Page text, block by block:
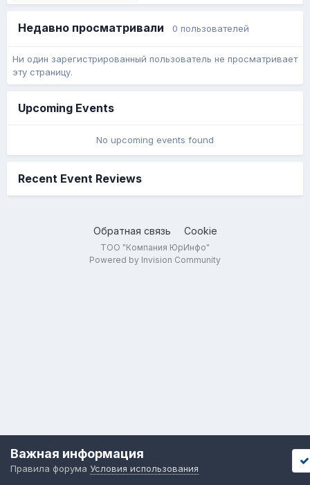
Недавно просматривали 0 пользователей
Ни один зарегистрированный пользователь не просматривает
эту страницу.
Upcoming Events
No upcoming events found
Recent Event Reviews
Обратная связь Cookie
ТОО "Компания ЮрИнфо"
Powered by Invision Community
Важная информация
Правила форума Условия использования